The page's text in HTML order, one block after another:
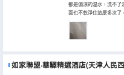
都是偏涼的温水，洗不了
面也不乾淨住這麼多次了
如家聯盟·華驛精選酒店(天津人民